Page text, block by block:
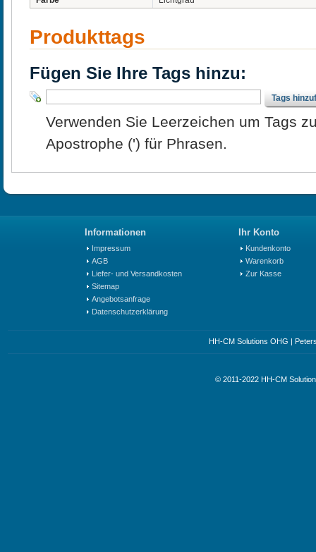
Produkttags
Fügen Sie Ihre Tags hinzu:
Tags
Verwenden Sie Leerzeichen um Tags
Apostrophe (') für Phrasen.
Informationen
Impressum
AGB
Liefer- und Versandkosten
Sitemap
Angebotsanfrage
Datenschutzerklärung
Ihr Konto
Kundenkonto
Warenkorb
Zur Kasse
HH-CM Solutions OHG |
© 2011-2022 HH-CM